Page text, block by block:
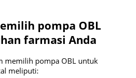
pompa OBL
farmasi Anda
memilih pompa OBL untuk
meliputi: